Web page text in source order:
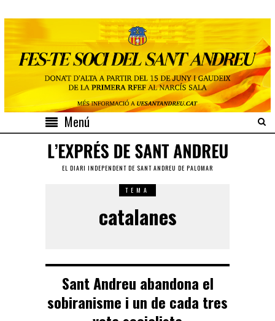
Menú
EL DIARI INDEPENDENT DE SANT ANDREU DE PALOMAR
TEMA
catalanes
Sant Andreu abandona el
sobiranisme i un de cada tres